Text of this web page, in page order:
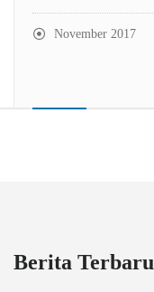
November 2017
Berita Terbaru